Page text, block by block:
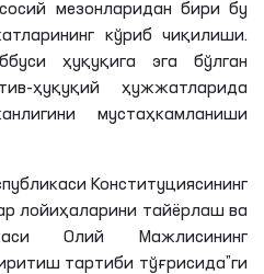
мезонларидан бири бу
кўриб чиқилиши.
ҳуқуқига эга бўлган
ҳуқуқий ҳужжатларида
мустаҳкамланиши
Конституциясининг
лойиҳаларини тайёрлаш ва
Олий Мажлисининг
тартиби тўғрисида”ги